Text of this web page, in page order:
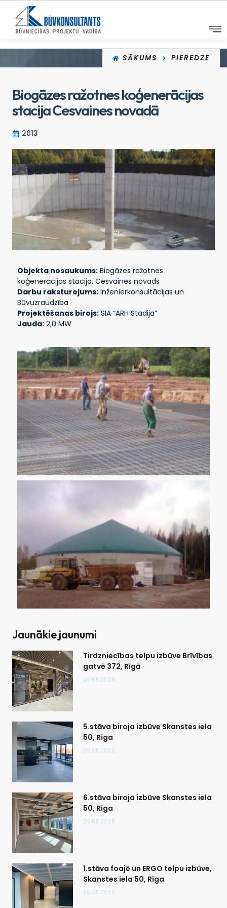
SĀKUMS PIEREDZE
Biogāzes ražotnes koģenerācijas
stacija Cesvaines novadā
2013
Objekta nosaukums: Biogāzes ražotnes
koģenerācijas stacija, Cesvaines novads
Darbu raksturojums: Inženierkonsultācijas un
Būvuzraudzība
Projektēšanas birojs: SIA “ARH Stadija”
Jauda: 2,0 MW
Jaunākie jaunumi
Tirdzniecības telpu izbūve Brīvības
gatvē 372, Rīgā
29.05.2026.
5.stāva biroja izbūve Skanstes iela
50, Rīga
29.05.2026.
6.stāva biroja izbūve Skanstes iela
50, Rīga
29.05.2026.
1.stāva foajē un ERGO telpu izbūve,
Skanstes iela 50, Rīga
29.05.2026.